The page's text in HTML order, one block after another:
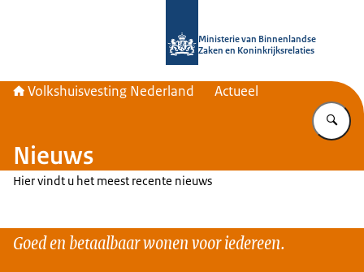
Ministerie van Binnenlandse
Zaken en Koninkrijksrelaties
Volkshuisvesting Nederland Actueel
Nieuws
Hier vindt u het meest recente nieuws
Goed en betaalbaar wonen voor iedereen.